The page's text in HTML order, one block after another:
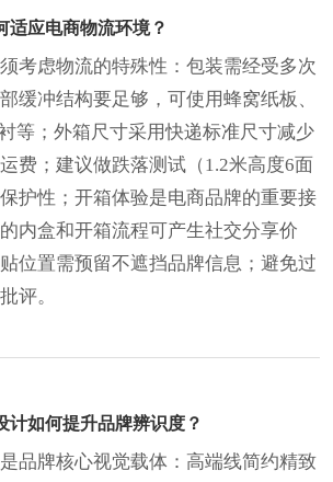
适应电商物流环境？
考虑物流的特殊性：包装需经受多次
缓冲结构要足够，可使用蜂窝纸板、
等；外箱尺寸采用快递标准尺寸减少
费；建议做跌落测试（1.2米高度6面
护性；开箱体验是电商品牌的重要接
内盒和开箱流程可产生社交分享价
位置需预留不遮挡品牌信息；避免过
评。
计如何提升品牌辨识度？
品牌核心视觉载体：高端线简约精致